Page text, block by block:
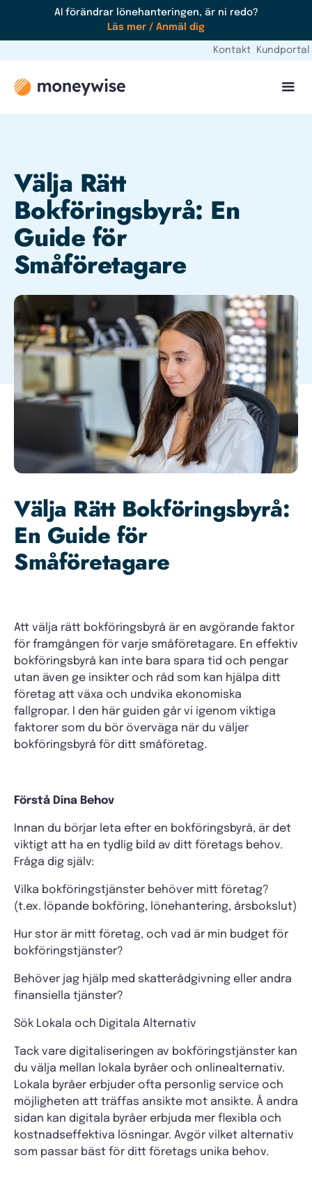
AI förändrar lönehanteringen, är ni redo?
Läs mer / Anmäl dig
Kontakt Kundportal
Välja Rätt
Bokföringsbyrå: En
Guide för
Småföretagare
Välja Rätt Bokföringsbyrå:
En Guide för
Småföretagare
Att välja rätt bokföringsbyrå är en avgörande faktor
för framgången för varje småföretagare. En effektiv
bokföringsbyrå kan inte bara spara tid och pengar
utan även ge insikter och råd som kan hjälpa ditt
företag att växa och undvika ekonomiska
fallgropar. I den här guiden går vi igenom viktiga
faktorer som du bör överväga när du väljer
bokföringsbyrå för ditt småföretag.
Förstå Dina Behov
Innan du börjar leta efter en bokföringsbyrå, är det
viktigt att ha en tydlig bild av ditt företags behov.
Fråga dig själv:
Vilka bokföringstjänster behöver mitt företag?
(t.ex. löpande bokföring, lönehantering, årsbokslut)
Hur stor är mitt företag, och vad är min budget för
bokföringstjänster?
Behöver jag hjälp med skatterådgivning eller andra
finansiella tjänster?
Sök Lokala och Digitala Alternativ
Tack vare digitaliseringen av bokföringstjänster kan
du välja mellan lokala byråer och onlinealternativ.
Lokala byråer erbjuder ofta personlig service och
möjligheten att träffas ansikte mot ansikte. Å andra
sidan kan digitala byråer erbjuda mer flexibla och
kostnadseffektiva lösningar. Avgör vilket alternativ
som passar bäst för ditt företags unika behov.